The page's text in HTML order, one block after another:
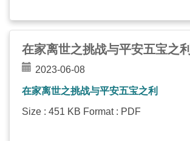
在家离世之挑战与平安五宝之利
2023-06-08
在家离世之挑战与平安五宝之利
Size : 451 KB Format : PDF